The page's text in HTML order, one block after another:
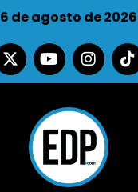
6 de agosto de 2026